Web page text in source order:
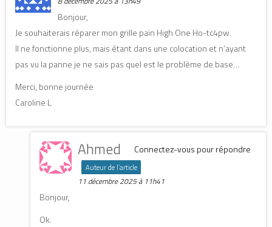
Bonjour,
Je souhaiterais réparer mon grille pain High One Ho-tc4pw.
Il ne fonctionne plus, mais étant dans une colocation et n’ayant
pas vu la panne je ne sais pas quel est le problème de base…
Merci, bonne journée
Caroline L
Connectez-vous pour répondre
Ahmed
Auteur de l’article
11 décembre 2025 à 11h41
Bonjour,
Ok.